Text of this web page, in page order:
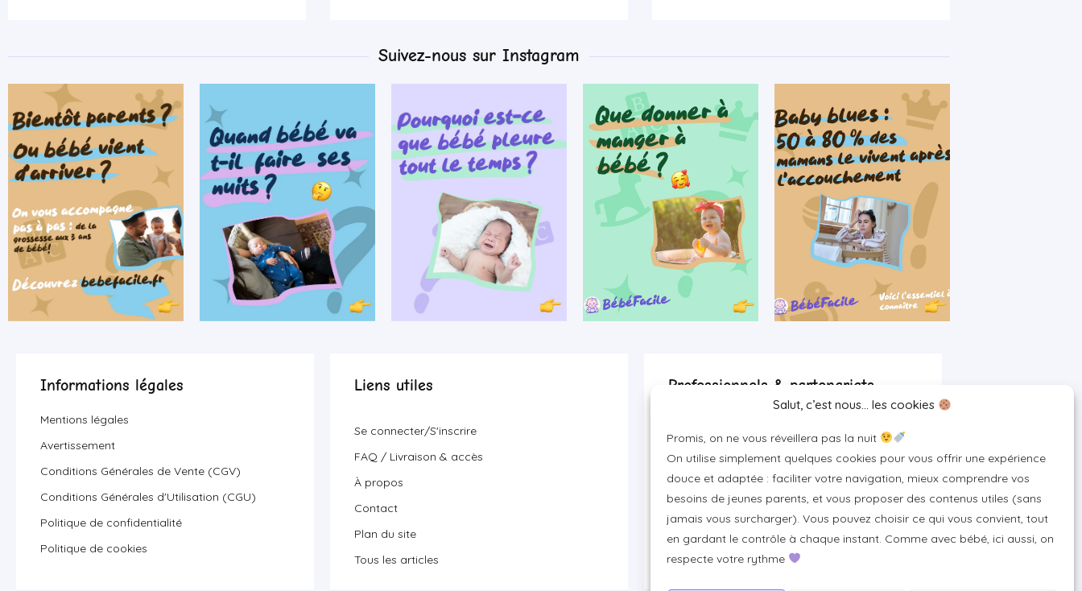
Salut, c’est nous… les cookies
Promis, on ne vous réveillera pas la nuit
On utilise simplement quelques cookies pour vous offrir une expérience
douce et adaptée : faciliter votre navigation, mieux comprendre vos
besoins de jeunes parents, et vous proposer des contenus utiles (sans
jamais vous surcharger). Vous pouvez choisir ce qui vous convient, tout
en gardant le contrôle à chaque instant. Comme avec bébé, ici aussi, on
respecte votre rythme
Suivez-nous sur Instagram
Informations légales
Mentions légales
Avertissement
Conditions Générales de Vente (CGV)
Conditions Générales d'Utilisation (CGU)
Politique de confidentialité
Politique de cookies
Liens utiles
Se connecter/S'inscrire
FAQ / Livraison & accès
À propos
Contact
Plan du site
Tous les articles
Professionnels & partenariats
Visibilité pour votre marque
Proposer un produit ou un service